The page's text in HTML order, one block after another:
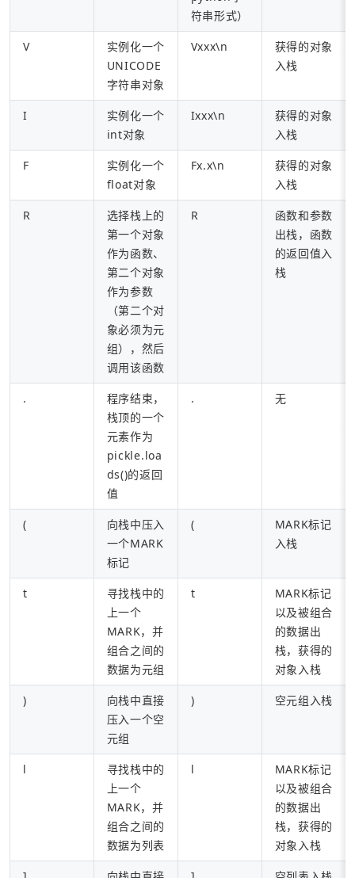
符串形式）
V
实例化一个
UNICODE
字符串对象
Vxxx\n
获得的对象
入栈
I
实例化一个
int对象
Ixxx\n
获得的对象
入栈
F
实例化一个
float对象
Fx.x\n
获得的对象
入栈
R
选择栈上的
第一个对象
作为函数、
第二个对象
作为参数
（第二个对
象必须为元
组），然后
调用该函数
R
函数和参数
出栈，函数
的返回值入
栈
.
程序结束，
栈顶的一个
元素作为
pickle.loa
ds()的返回
值
. 无
(
向栈中压入
一个MARK
标记
(
MARK标记
入栈
t
寻找栈中的
上一个
MARK，并
组合之间的
数据为元组
t
MARK标记
以及被组合
的数据出
栈，获得的
对象入栈
)
向栈中直接
压入一个空
元组
) 空元组入栈
l
寻找栈中的
上一个
MARK，并
组合之间的
数据为列表
l
MARK标记
以及被组合
的数据出
栈，获得的
对象入栈